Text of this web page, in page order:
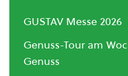
GUSTAV Messe 2026
Genuss-Tour am
Genuss